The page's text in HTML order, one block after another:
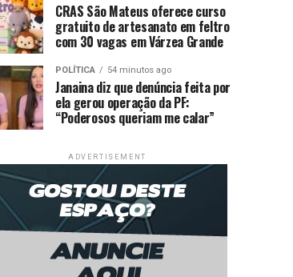
CRAS São Mateus oferece curso
gratuito de artesanato em feltro
com 30 vagas em Várzea Grande
POLÍTICA 54 minutos ago
Janaina diz que denúncia feita por
ela gerou operação da PF:
“Poderosos queriam me calar”
ADVERTISEMENT